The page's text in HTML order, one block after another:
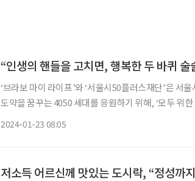
“인생의 핸들을 고치면, 행복한 두 바퀴 술
‘브라보 마이 라이프’와 ‘서울시50플러스재단’은 서
도약을 꿈꾸는 4050 세대를 응원하기 위해, ‘모두 위
2024-01-23 08:05
저소득 어르신께 맛있는 도시락, “정성까